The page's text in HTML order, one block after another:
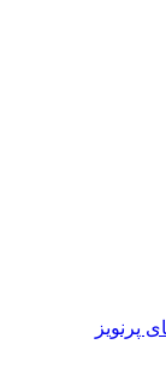
پرنویز